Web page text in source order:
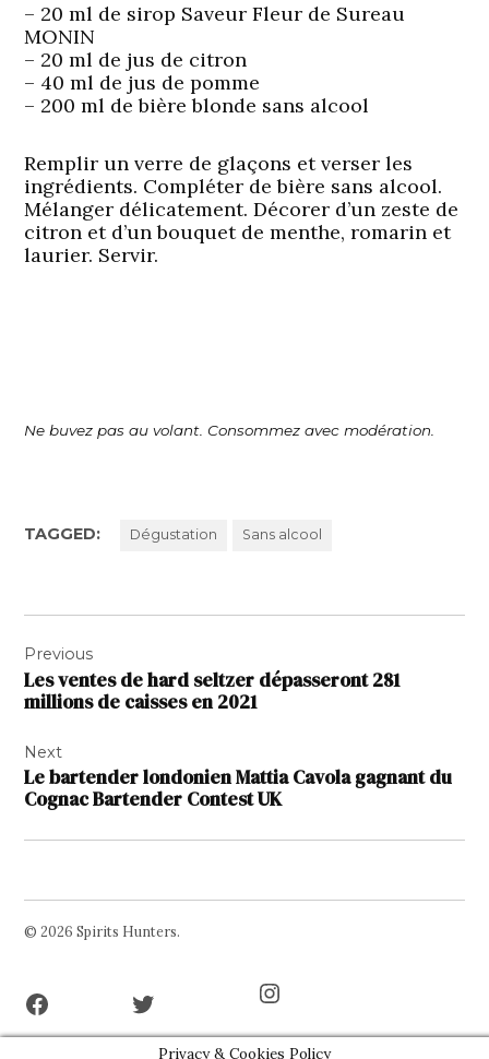
– 20 ml de sirop Saveur Fleur de Sureau
MONIN
– 20 ml de jus de citron
– 40 ml de jus de pomme
– 200 ml de bière blonde sans alcool
Remplir un verre de glaçons et verser les
ingrédients. Compléter de bière sans alcool.
Mélanger délicatement. Décorer d’un zeste de
citron et d’un bouquet de menthe, romarin et
laurier. Servir.
Ne buvez pas au volant. Consommez avec modération.
TAGGED: Dégustation Sans alcool
de
l’article
Previous
Les ventes de hard seltzer dépasseront 281
millions de caisses en 2021
Next
Le bartender londonien Mattia Cavola gagnant du
Cognac Bartender Contest UK
© 2026 Spirits Hunters.
Privacy & Cookies Policy